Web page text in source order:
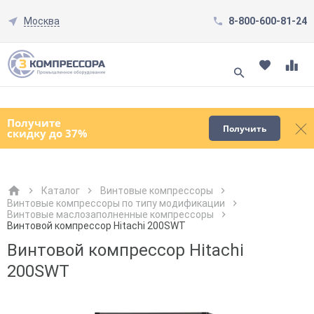
Москва 8-800-600-81-24
Получите
скидку до 37% Получить
Смотреть все товары
Каталог
Винтовые компрессоры
Винтовые компрессоры по типу модификации
Винтовые маслозаполненные компрессоры
Винтовой компрессор Hitachi 200SWT
Винтовой компрессор Hitachi
200SWT
Как к Вам обращаться?
Телефон
Как к Вам обращаться?
Телефон
Город доставки
Как к Вам обращаться?
Как к Вам обращаться?
Телефон